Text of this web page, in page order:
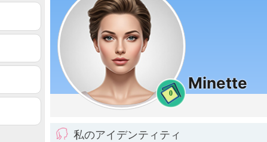
0
Minette
私のアイデンティティ